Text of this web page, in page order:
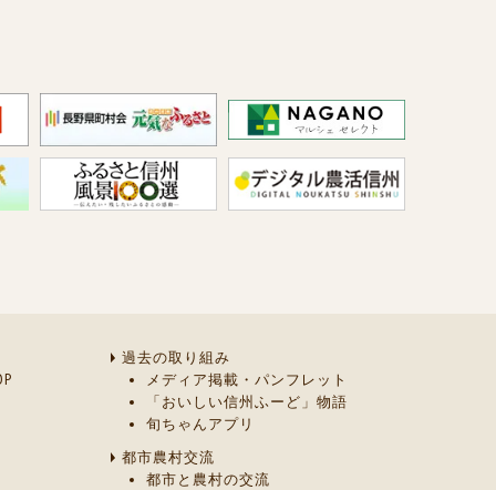
過去の取り組み
メディア掲載・パンフレット
「おいしい信州ふーど」物語
旬ちゃんアプリ
都市農村交流
都市と農村の交流